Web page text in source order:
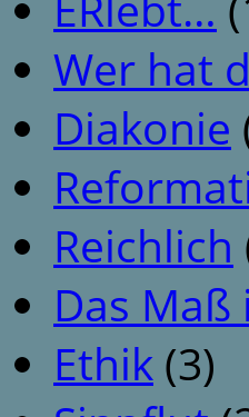
Wer hat
Diakonie
Reichlich
Das Maß
Ethik (3)